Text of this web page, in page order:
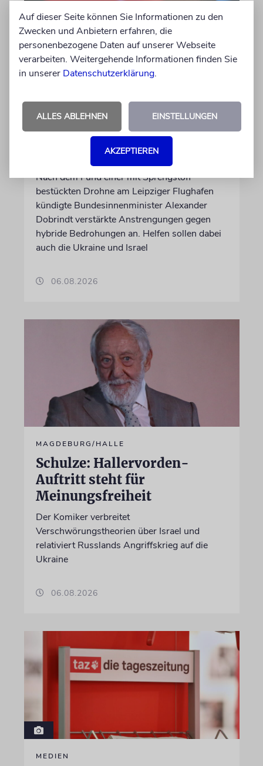
LEIPZIG
Dobrindt: Deutsche
Drohnenabwehr mit
Unterstützung Israels
Nach dem Fund einer mit Sprengstoff
bestückten Drohne am Leipziger Flughafen
kündigte Bundesinnenminister Alexander
Dobrindt verstärkte Anstrengungen gegen
hybride Bedrohungen an. Helfen sollen dabei
auch die Ukraine und Israel
06.08.2026
MAGDEBURG/HALLE
Schulze: Hallervorden-
Auftritt steht für
Meinungsfreiheit
Der Komiker verbreitet
Verschwörungstheorien über Israel und
relativiert Russlands Angriffskrieg auf die
Ukraine
06.08.2026
MEDIEN
Auf dieser Seite können Sie Informationen zu den
Zwecken und Anbietern erfahren, die
personenbezogene Daten auf unserer Webseite
verarbeiten. Weitergehende Informationen finden Sie
in unserer Datenschutzerklärung.
ALLES ABLEHNEN EINSTELLUNGEN
AKZEPTIEREN